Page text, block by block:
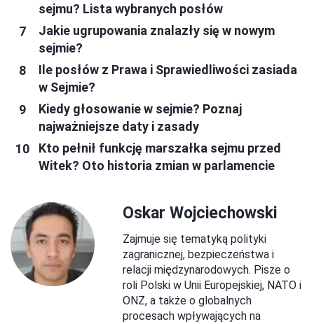
sejmu? Lista wybranych posłów
Jakie ugrupowania znalazły się w nowym
sejmie?
Ile posłów z Prawa i Sprawiedliwości zasiada
w Sejmie?
Kiedy głosowanie w sejmie? Poznaj
najważniejsze daty i zasady
Kto pełnił funkcję marszałka sejmu przed
Witek? Oto historia zmian w parlamencie
Oskar Wojciechowski
Zajmuje się tematyką polityki
zagranicznej, bezpieczeństwa i
relacji międzynarodowych. Pisze o
roli Polski w Unii Europejskiej, NATO i
ONZ, a także o globalnych
procesach wpływających na